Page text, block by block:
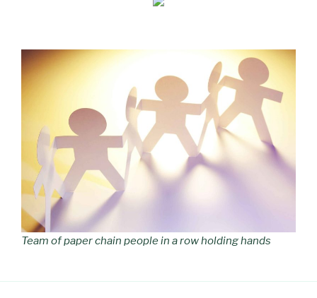
Team of paper chain people in a row holding hands